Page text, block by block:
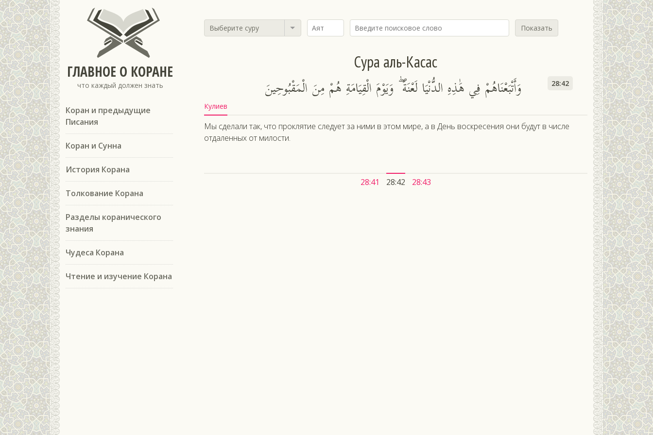
ГЛАВНОЕ О КОРАНЕ
что каждый должен знать
Коран и предыдущие
Писания
Коран и Сунна
История Корана
Толкование Корана
Разделы коранического
знания
Чудеса Корана
Чтение и изучение Корана
Выберите суру Показать
Сура аль-Касас
وَأَتْبَعْنَاهُمْ فِي هَٰذِهِ الدُّنْيَا لَعْنَةً ۖ وَيَوْمَ الْقِيَامَةِ هُمْ مِنَ الْمَقْبُوحِينَ 28:42
Кулиев
Мы сделали так, что проклятие следует за ними в этом мире, а в День воскресения они будут в числе
отдаленных от милости.
28:41 28:42 28:43